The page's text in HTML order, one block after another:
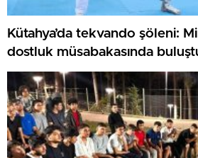
Kütahya’da tekvando şöleni:
dostluk müsabakasında